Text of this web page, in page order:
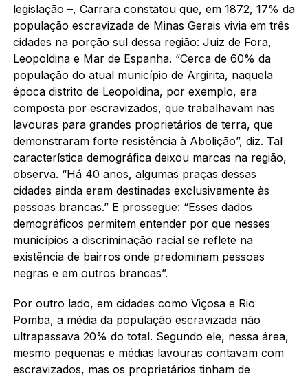
legislação –, Carrara constatou que, em 1872, 17% da
população escravizada de Minas Gerais vivia em três
cidades na porção sul dessa região: Juiz de Fora,
Leopoldina e Mar de Espanha. “Cerca de 60% da
população do atual município de Argirita, naquela
época distrito de Leopoldina, por exemplo, era
composta por escravizados, que trabalhavam nas
lavouras para grandes proprietários de terra, que
demonstraram forte resistência à Abolição”, diz. Tal
característica demográfica deixou marcas na região,
observa. “Há 40 anos, algumas praças dessas
cidades ainda eram destinadas exclusivamente às
pessoas brancas.” E prossegue: “Esses dados
demográficos permitem entender por que nesses
municípios a discriminação racial se reflete na
existência de bairros onde predominam pessoas
negras e em outros brancas”.
Por outro lado, em cidades como Viçosa e Rio
Pomba, a média da população escravizada não
ultrapassava 20% do total. Segundo ele, nessa área,
mesmo pequenas e médias lavouras contavam com
escravizados, mas os proprietários tinham de